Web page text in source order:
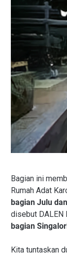
Bagian ini
Rumah Adat
bagian Julu
disebut DALEN
bagian
Kita tuntaskan